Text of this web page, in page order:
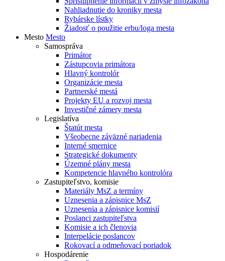
Nahliadnutie do kroniky mesta
Rybárske lístky
Žiadosť o použitie erbu/loga mesta
Mesto Mesto
Samospráva
Primátor
Zástupcovia primátora
Hlavný kontrolór
Organizácie mesta
Partnerské mestá
Projekty EU a rozvoj mesta
Investičné zámery mesta
Legislatíva
Štatút mesta
Všeobecne záväzné nariadenia
Interné smernice
Strategické dokumenty
Územné plány mesta
Kompetencie hlavného kontrolóra
Zastupiteľstvo, komisie
Materiály MsZ a termíny
Uznesenia a zápisnice MsZ
Uznesenia a zápisnice komisií
Poslanci zastupiteľstva
Komisie a ich členovia
Interpelácie poslancov
Rokovací a odmeňovací poriadok
Hospodárenie